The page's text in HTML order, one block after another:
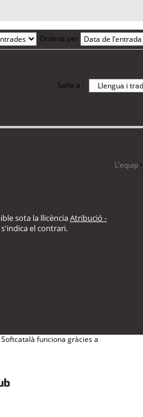
Ordena per
Salta a :
L’equip •
sota la llicènciaAtribució -
el contrari.
funciona gràcies a